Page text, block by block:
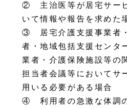
② 主治医等が居宅サー
いて情報や報告を求めた
③ 居宅介護支援事業者
者・地域包括支援センタ
業者・介護保険施設等の
担当者会議等においてサ
用いる必要がある場合
④ 利用者の急激な体調